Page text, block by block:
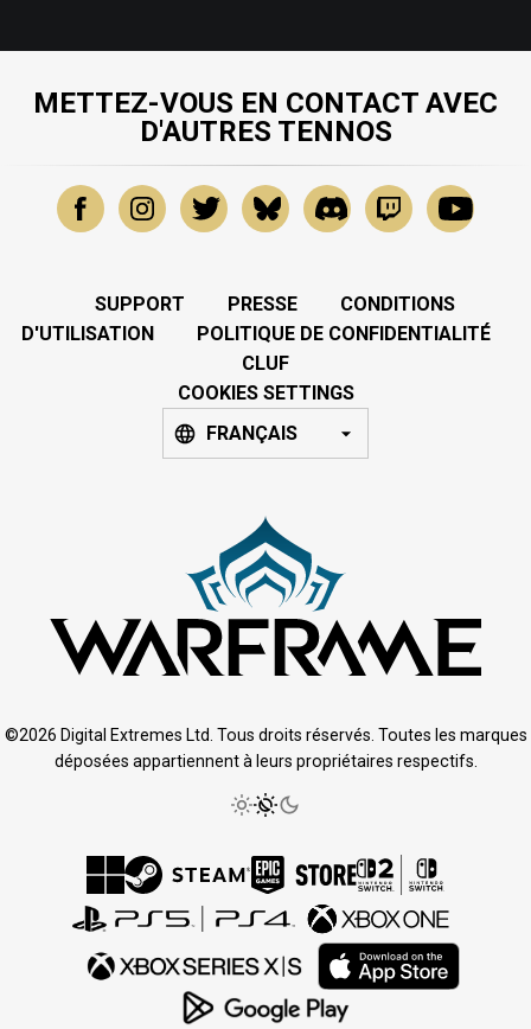
METTEZ-VOUS EN CONTACT AVEC
D'AUTRES TENNOS
SUPPORT PRESSE
CONDITIONS
D'UTILISATION
POLITIQUE DE CONFIDENTIALITÉ
CLUF
COOKIES SETTINGS
FRANÇAIS
©2026 Digital Extremes Ltd. Tous droits réservés. Toutes les marques
déposées appartiennent à leurs propriétaires respectifs.